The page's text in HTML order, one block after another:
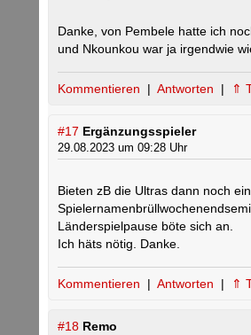
Danke, von Pembele hatte ich
und Nkounkou war ja irgendwie
Kommentieren | Antworten | ⇑
#17 Ergänzungsspieler
29.08.2023 um 09:28 Uhr
Bieten zB die Ultras dann noch ein
Länderspielpause böte sich an.
Ich häts nötig. Danke.
Kommentieren | Antworten | ⇑
#18 Remo